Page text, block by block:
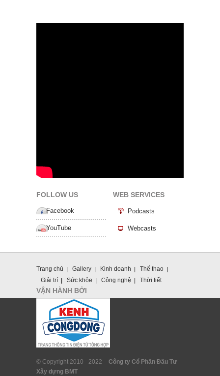
FOLLOW US
Facebook
YouTube
WEB SERVICES
Podcasts
Webcasts
Trang chủ Gallery Kinh doanh
Thể thao
Giải trí
Sức khỏe Công nghệ Thời tiết
VẬN HÀNH BỞI
© Copyright 2010 - 2022 – Công ty Cổ Phần Đầu Tư
Xây dựng BMT